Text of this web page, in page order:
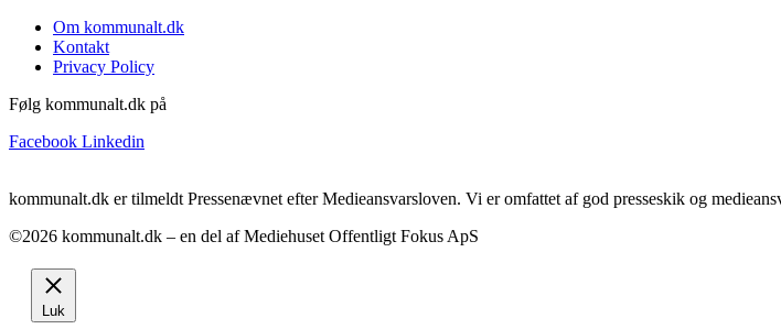
Om kommunalt.dk
Kontakt
Privacy Policy
Følg kommunalt.dk på
Facebook Linkedin
kommunalt.dk er tilmeldt Pressenævnet efter Medieansvarsloven. Vi er omfattet af god presseskik og
©2026 kommunalt.dk – en del af Mediehuset Offentligt Fokus ApS
Luk